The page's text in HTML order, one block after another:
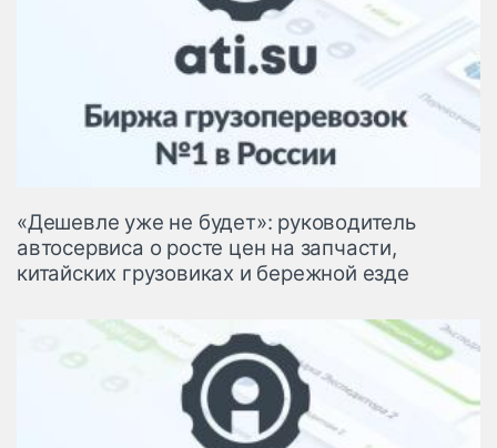
«Дешевле уже не будет»: руководитель
автосервиса о росте цен на запчасти,
китайских грузовиках и бережной езде